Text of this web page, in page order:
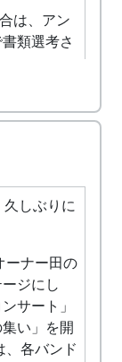
空の光と
、毎年兵
農薬栽培
けます。
で約30キ
は、アン
類選考さ
電話、
（FAX
住所、氏
折り返
ート」を
ンケート
しぶりに
ーナー田の
ジにし
サート」
い」を開
、各バンド